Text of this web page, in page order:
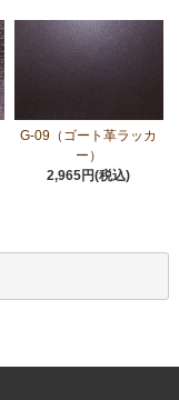
G-09（ゴート革ラッカ
ー）
2,965円(税込)